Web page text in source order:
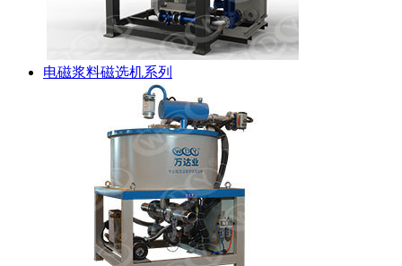
电磁浆料磁选机系列